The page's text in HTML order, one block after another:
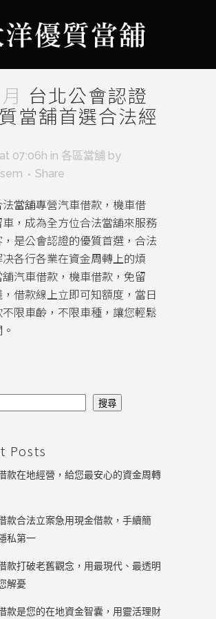
台北公會認證
當舖首選合法經
07:06h in 各區當舖 by
Share
當舖專營汽車借款，機車借
，成為全方位合法當舖來服務
是公會認證的優質首選，合法
各行各業在資金周轉上的煩
汽車借款，機車借款，免留
借款線上立即可知額度，當日
限車齡，不限車種，讓您輕鬆
搜尋
Posts
款在地經營，給您最安心的資金周轉
款合法立案急用現金借款，手續簡
私第一
款打破老舊觀念，用最現代、最透明
解憂
款是您的在地資金智囊，用靈活理財